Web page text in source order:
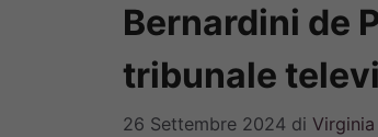
Bernardini de
tribunale
26 Settembre 2024 di